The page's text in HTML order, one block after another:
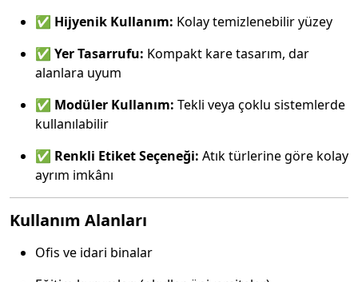
✅ Hijyenik Kullanım: Kolay temizlenebilir yüzey
✅ Yer Tasarrufu: Kompakt kare tasarım, dar
alanlara uyum
✅ Modüler Kullanım: Tekli veya çoklu sistemlerde
kullanılabilir
✅ Renkli Etiket Seçeneği: Atık türlerine göre kolay
ayrım imkânı
Kullanım Alanları
Ofis ve idari binalar